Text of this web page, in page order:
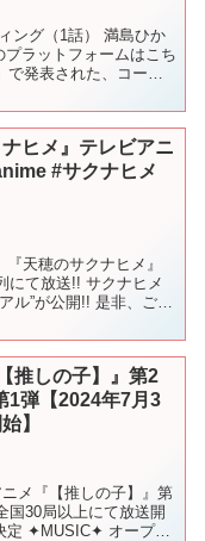
ング（1話） 満島ひか
プラットフォームはこち
発表された、コード
ナヒメ』テレビアニ
#サクナヒメ
天穂のサクナヒメ』
にて放送!! サクナヒメ
ル”が公開!! 是非、ご注
推しの子】』第2
1弾【2024年7月3
】
メ『【推しの子】』第
国30局以上にて放送開
定 ✦MUSIC✦ オープニ